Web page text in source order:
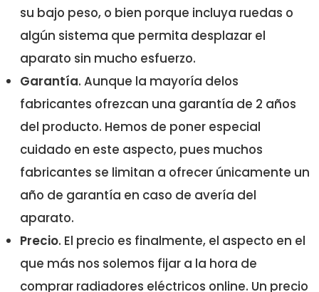
su bajo peso, o bien porque incluya ruedas o
algún sistema que permita desplazar el
aparato sin mucho esfuerzo.
Garantía. Aunque la mayoría delos
fabricantes ofrezcan una garantía de 2 años
del producto. Hemos de poner especial
cuidado en este aspecto, pues muchos
fabricantes se limitan a ofrecer únicamente un
año de garantía en caso de avería del
aparato.
Precio. El precio es finalmente, el aspecto en el
que más nos solemos fijar a la hora de
comprar radiadores eléctricos online. Un precio